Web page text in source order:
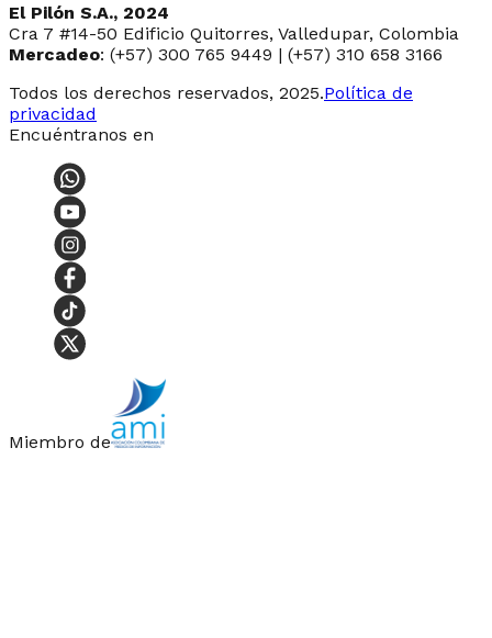
El Pilón S.A., 2024
Cra 7 #14-50 Edificio Quitorres, Valledupar, Colombia
Mercadeo: (+57) 300 765 9449 | (+57) 310 658 3166
Todos los derechos reservados, 2025.Política de
privacidad
Encuéntranos en
Miembro de